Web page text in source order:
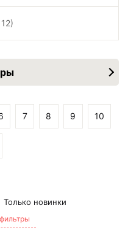
7 8 9 10
Только новинки